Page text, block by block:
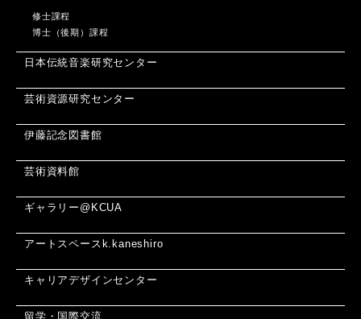
修士課程
博士（後期）課程
日本伝統音楽研究センター
芸術資源研究センター
伊藤記念図書館
芸術資料館
ギャラリー@KCUA
アートスペースk.kaneshiro
キャリアデザインセンター
留学・国際交流